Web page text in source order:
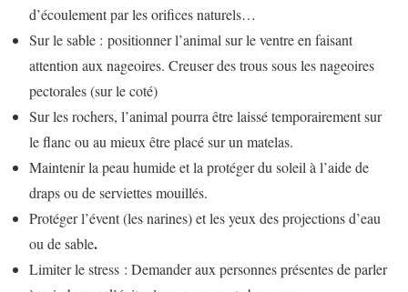
d’écoulement par les orifices naturels…
Sur le sable : positionner l’animal sur le ventre en faisant
attention aux nageoires. Creuser des trous sous les nageoires
pectorales (sur le coté)
Sur les rochers, l’animal pourra être laissé temporairement sur
le flanc ou au mieux être placé sur un matelas.
Maintenir la peau humide et la protéger du soleil à l’aide de
draps ou de serviettes mouillés.
Protéger l’évent (les narines) et les yeux des projections d’eau
ou de sable.
Limiter le stress : Demander aux personnes présentes de parler